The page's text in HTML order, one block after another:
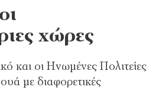
χώρες
και οι Ηνωμένες Πολιτείες
με διαφορετικές